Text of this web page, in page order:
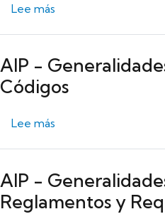
Lee más
AIP -
Códigos
Lee más
AIP -
Reglamentos y